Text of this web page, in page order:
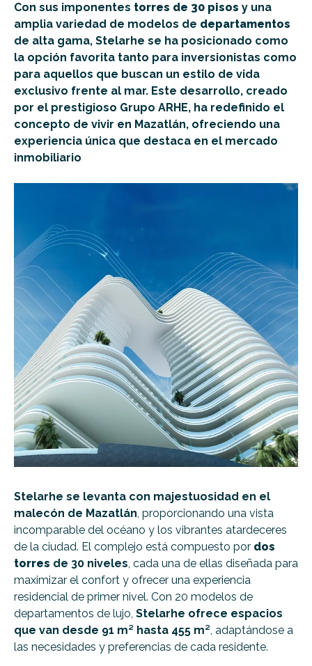
Con sus imponentes torres de 30 pisos y una
amplia variedad de modelos de departamentos
de alta gama, Stelarhe se ha posicionado como
la opción favorita tanto para inversionistas como
para aquellos que buscan un estilo de vida
exclusivo frente al mar. Este desarrollo, creado
por el prestigioso Grupo ARHE, ha redefinido el
concepto de vivir en Mazatlán, ofreciendo una
experiencia única que destaca en el mercado
inmobiliario
Stelarhe se levanta con majestuosidad en el
malecón de Mazatlán, proporcionando una vista
incomparable del océano y los vibrantes atardeceres
de la ciudad. El complejo está compuesto por dos
torres de 30 niveles, cada una de ellas diseñada para
maximizar el confort y ofrecer una experiencia
residencial de primer nivel. Con 20 modelos de
departamentos de lujo, Stelarhe ofrece espacios
que van desde 91 m² hasta 455 m², adaptándose a
las necesidades y preferencias de cada residente.